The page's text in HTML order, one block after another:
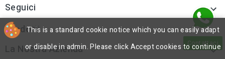
Seguici 
Prodotti 
La Nostra Azienda 
This is a standard cookie notice which you can easily adapt
or disable in admin. Please click Accept cookies to continue
Contattaci